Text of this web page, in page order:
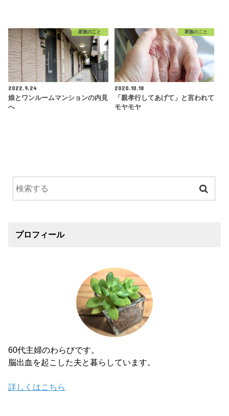
家族のこと
2022.9.24
娘とワンルームマンションの内見
へ
家族のこと
2020.10.18
「親孝行してあげて」と言われて
モヤモヤ
プロフィール
60代主婦のわらびです。
脳出血を起こした夫と暮らしています。
詳しくはこちら